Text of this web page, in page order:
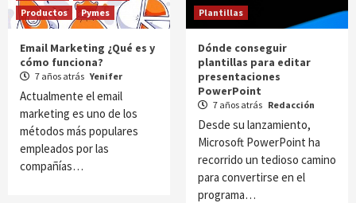
Productos
Pymes
Email Marketing ¿Qué es y
cómo funciona?
7 años atrás Yenifer
Actualmente el email
marketing es uno de los
métodos más populares
empleados por las
compañías…
Plantillas
Dónde conseguir
plantillas para editar
presentaciones
PowerPoint
7 años atrás Redacción
Desde su lanzamiento,
Microsoft PowerPoint ha
recorrido un tedioso camino
para convertirse en el
programa…